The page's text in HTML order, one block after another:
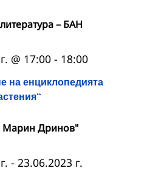
– БАН
на енциклопедията
@ 17:00 - 18:00
Марин Дринов"
- 23.06.2023 г.